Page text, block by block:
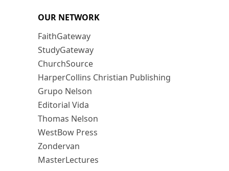
OUR NETWORK
FaithGateway
StudyGateway
ChurchSource
HarperCollins Christian Publishing
Grupo Nelson
Editorial Vida
Thomas Nelson
WestBow Press
Zondervan
MasterLectures